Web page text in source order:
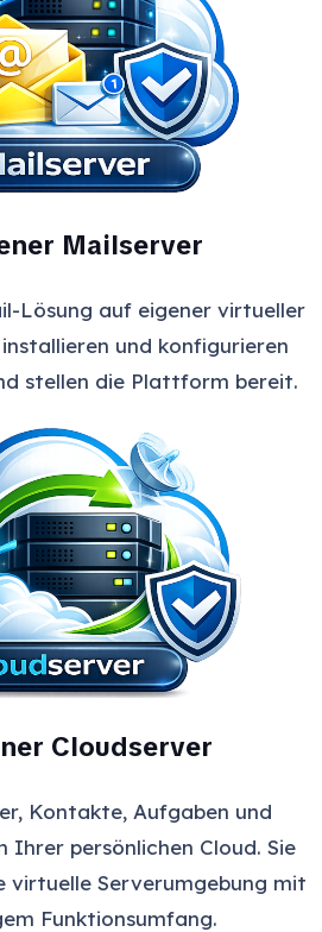
Mailserver
Lösung auf eigener virtueller
und konfigurieren
stellen die Plattform bereit.
Cloudserver
Kontakte, Aufgaben und
Ihrer persönlichen Cloud. Sie
virtuelle Serverumgebung mit
Funktionsumfang.